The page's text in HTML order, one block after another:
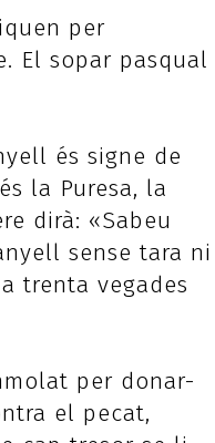
per
El sopar pasqual
és signe de
la Puresa, la
dirà: «Sabeu
sense tara ni
trenta vegades
per donar-
el pecat,